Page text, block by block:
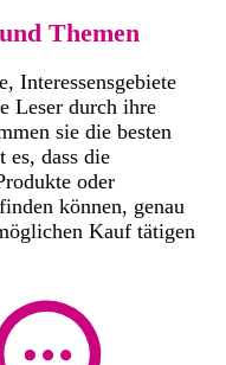
Themen
Interessensgebiete
Leser durch ihre
sie die besten
dass die
oder
können, genau
Kauf tätigen